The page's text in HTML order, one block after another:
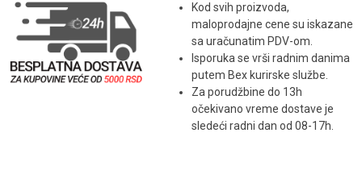
Kod svih proizvoda,
maloprodajne cene su iskazane
sa uračunatim PDV-om.
Isporuka se vrši radnim danima
putem Bex kurirske službe.
Za porudžbine do 13h
očekivano vreme dostave je
sledeći radni dan od 08-17h.